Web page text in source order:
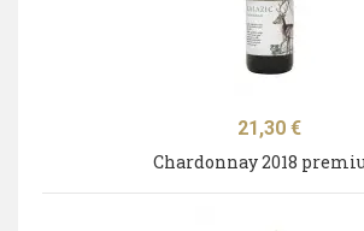
Cijena
21,30 €
Chardonnay 2018